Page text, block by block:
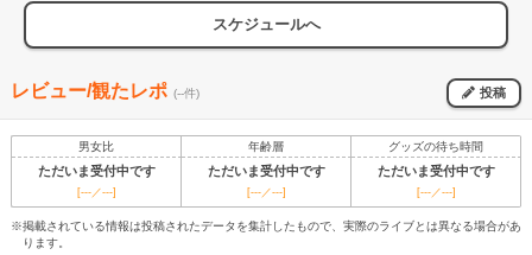
スケジュールへ
レビュー/観たレポ (--件) 投稿
男女比 年齢層 グッズの待ち時間
ただいま受付中です ただいま受付中です ただいま受付中です
[---／---] [---／---] [---／---]
※掲載されている情報は投稿されたデータを集計したもので、実際のライブとは異なる場合があ
ります。